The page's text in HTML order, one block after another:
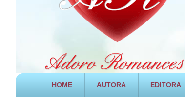
HOME AUTORA EDITORA